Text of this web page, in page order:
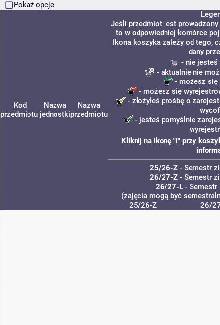
Pokaż opcje
Kod
przedmiotu
Nazwa
jednostki
Nazwa
przedmiotu
Jeśli przedmiot jest
to w odpowiedniej komórce
Ikona koszyka zależy od tego,
dany
- nie jesteś
- aktualnie nie
- możesz się
- możesz się
- złożyłeś prośbę o
- jesteś pomyślnie
Kliknij na ikonę "i" przy
25/26-Z - Semestr
26/27-Z - Semestr
26/27-L -
(zajęcia mogą być
25/26-Z
26/